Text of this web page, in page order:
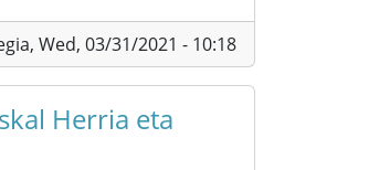
Wed, 03/31/2021 - 10:18
Herria eta